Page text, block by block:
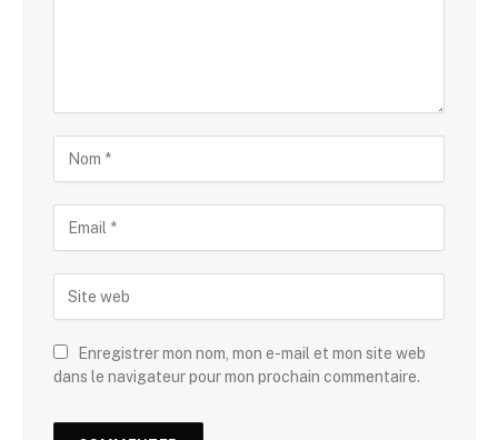
Enregistrer mon nom, mon e-mail et mon site web
dans le navigateur pour mon prochain commentaire.